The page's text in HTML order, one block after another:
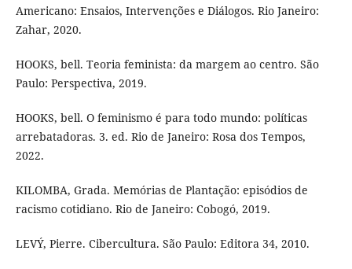
Americano: Ensaios, Intervenções e Diálogos. Rio Janeiro:
Zahar, 2020.
HOOKS, bell. Teoria feminista: da margem ao centro. São
Paulo: Perspectiva, 2019.
HOOKS, bell. O feminismo é para todo mundo: políticas
arrebatadoras. 3. ed. Rio de Janeiro: Rosa dos Tempos,
2022.
KILOMBA, Grada. Memórias de Plantação: episódios de
racismo cotidiano. Rio de Janeiro: Cobogó, 2019.
LEVÝ, Pierre. Cibercultura. São Paulo: Editora 34, 2010.